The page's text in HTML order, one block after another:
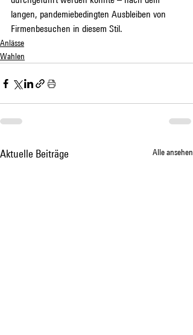
langen, pandemiebedingten Ausbleiben von
Firmenbesuchen in diesem Stil.
Anlässe
Wahlen
Aktuelle Beiträge Alle ansehen